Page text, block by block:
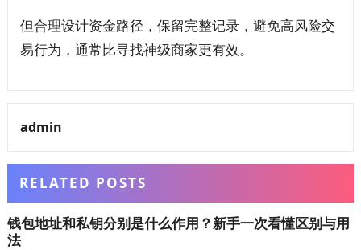
但合理设计资金路径，保留完整记录，避免高风险交
易行为，通常比寻找神级商家更有效。
admin
RELATED POSTS
钱包地址和私钥分别是什么作用？新手一次看懂区别与用
法